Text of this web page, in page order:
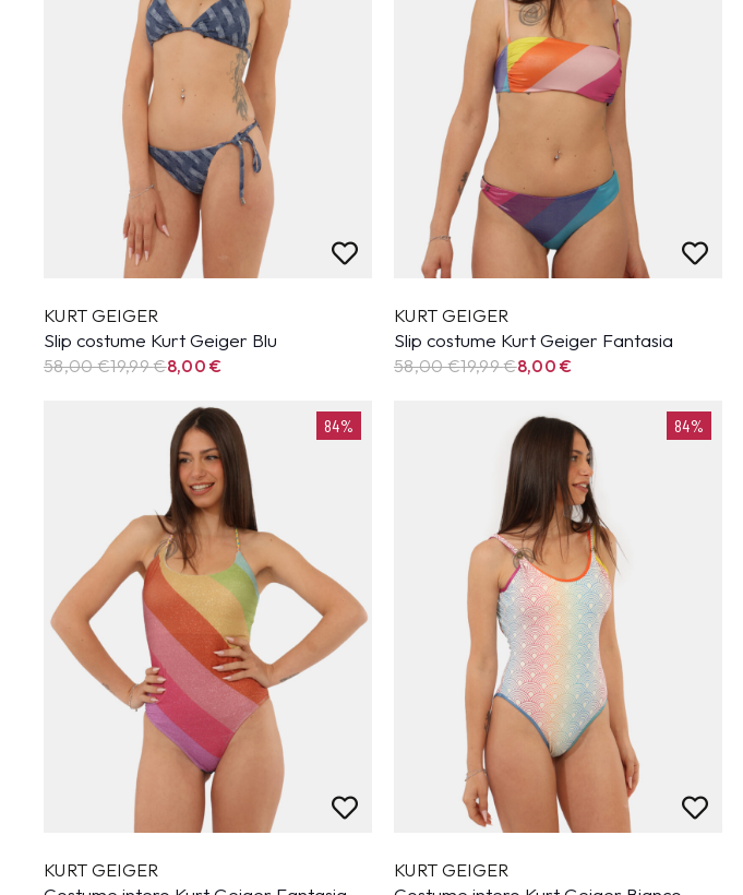
KURT GEIGER
Slip costume Kurt Geiger Blu
58,00 €19,99€8,00€
KURT GEIGER
Slip costume Kurt Geiger Fantasia
58,00 €19,99€8,00€
84%
KURT GEIGER
84%
KURT GEIGER